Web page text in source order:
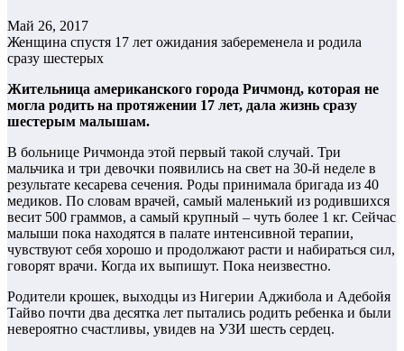
Май 26, 2017
Женщина спустя 17 лет ожидания забеременела и родила
сразу шестерых
Жительница американского города Ричмонд, которая не
могла родить на протяжении 17 лет, дала жизнь сразу
шестерым малышам.
В больнице Ричмонда этой первый такой случай. Три
мальчика и три девочки появились на свет на 30-й неделе в
результате кесарева сечения. Роды принимала бригада из 40
медиков. По словам врачей, самый маленький из родившихся
весит 500 граммов, а самый крупный – чуть более 1 кг. Сейчас
малыши пока находятся в палате интенсивной терапии,
чувствуют себя хорошо и продолжают расти и набираться сил,
говорят врачи. Когда их выпишут. Пока неизвестно.
Родители крошек, выходцы из Нигерии Аджибола и Адебойя
Тайво почти два десятка лет пытались родить ребенка и были
невероятно счастливы, увидев на УЗИ шесть сердец.